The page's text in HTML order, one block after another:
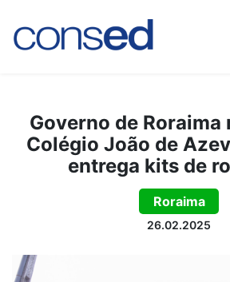
Governo de Roraima
Colégio João de
entrega kits de
Roraima
26.02.2025